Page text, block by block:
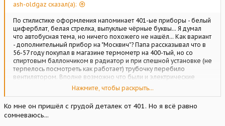
ash-oldgaz сказал(а):
По стилистике оформления напоминает 401-ые приборы - белый
циферблат, белая стрелка, выпуклые чёрные буквы... Я думал
что автобусная тема, но ничего похожего не нашёл... Как вариант
- дополнительный прибор на "Москвич"? Папа рассказывал что в
56-57 году покупал в магазине термометр на 400-тый, но со
спиртовым баллончиком в радиатор и при спешной установке (не
терпелось посмотреть как работает) трубочку перебило
вентилятором. Вполне возможно что были и электрические
варианты, тем более что в Риге делали какое-то время приборы
Нажмите, чтобы раскрыть...
Ко мне он пришёл с грудой деталек от 401. Но я всё равно
сомневаюсь...